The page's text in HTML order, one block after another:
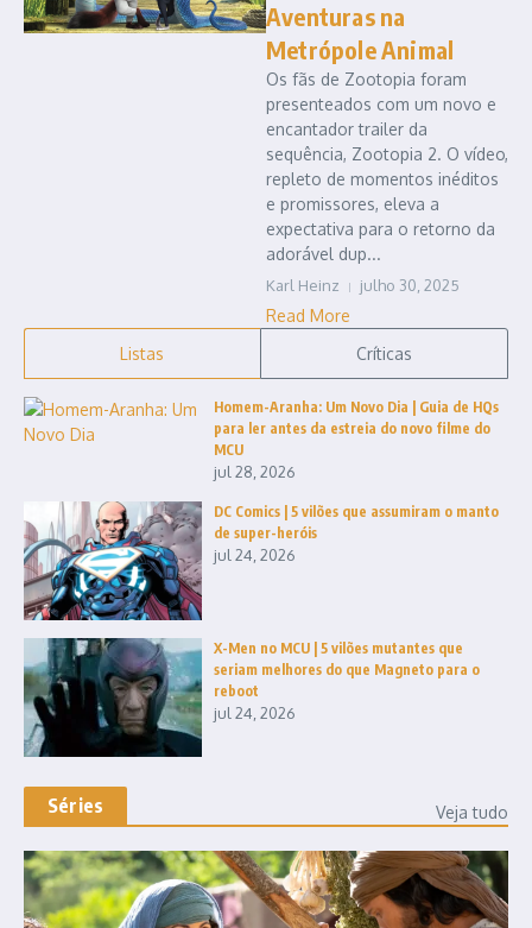
Aventuras na
Metrópole Animal
Os fãs de Zootopia foram
presenteados com um novo e
encantador trailer da
sequência, Zootopia 2. O vídeo,
repleto de momentos inéditos
e promissores, eleva a
expectativa para o retorno da
adorável dup...
Karl Heinz julho 30, 2025
Read More
Listas
Críticas
Homem-Aranha: Um Novo Dia | Guia de HQs
para ler antes da estreia do novo filme do
MCU
jul 28, 2026
DC Comics | 5 vilões que assumiram o manto
de super-heróis
jul 24, 2026
X-Men no MCU | 5 vilões mutantes que
seriam melhores do que Magneto para o
reboot
jul 24, 2026
Séries Veja tudo